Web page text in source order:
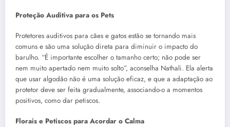
Proteção Auditiva para os Pets
Protetores auditivos para cães e gatos estão se tornando mais
comuns e são uma solução direta para diminuir o impacto do
barulho. “É importante escolher o tamanho certo; não pode ser
nem muito apertado nem muito solto”, aconselha Nathali. Ela alerta
que usar algodão não é uma solução eficaz, e que a adaptação ao
protetor deve ser feita gradualmente, associando-o a momentos
positivos, como dar petiscos.
Florais e Petiscos para Acordar o Calma